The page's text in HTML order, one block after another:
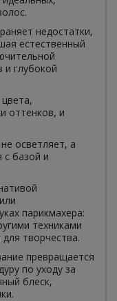
недостатки,
естественный
и глубокой
оттенков, и
осветляет, а
с базой и
парикмахера:
техниками
творчества.
превращается
по уходу за
блеск,